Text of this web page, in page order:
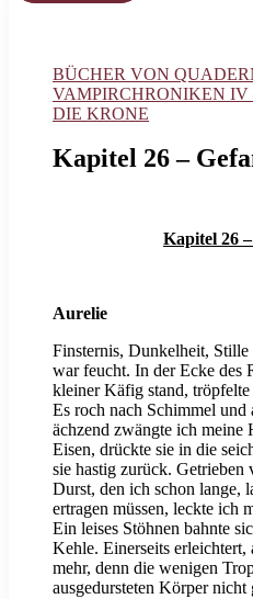
BÜCHER VON
VAMPIRCHRONIKEN
DIE KRONE
Kapitel 26 –
Kapitel 26
Aurelie
Finsternis, Dunkelheit,
war feucht. In der Ecke des
kleiner Käfig stand, tröpfelte
Es roch nach Schimmel
ächzend zwängte ich meine
Eisen, drückte sie in die
sie hastig zurück. Getrieben
Durst, den ich schon lange,
ertragen müssen, leckte ich
Ein leises Stöhnen bahnte
Kehle. Einerseits erleichtert,
mehr, denn die wenigen
ausgedursteten Körper nicht